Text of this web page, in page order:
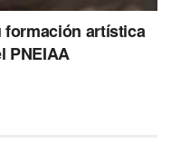
formación artística
PNEIAA